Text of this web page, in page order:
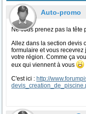
Auto-promo
Ne vous prenez pas la tête
Allez dans la section devis
formulaire et vous
votre région. Comme ça
eux qui viennent à vous
C'est ici : http://